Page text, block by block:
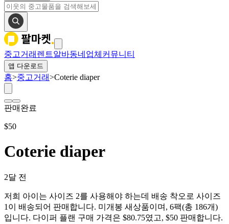
중고거래 렌트알바동네업체 커뮤니티
앱 다운로드
홈>중고거래>Coterie diaper
판매완료
$50
Coterie diaper
2달 전
저희 아이는 사이즈 2를 사용해야 하는데 배송 착오로 사이즈
1이 배송되어 판매합니다. 미개봉 새상품이며, 6팩(총 186개)
입니다. 다이퍼 플랜 구매 가격은 $80.75였고, $50 판매합니다.